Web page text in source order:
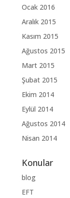
Ocak 2016
Aralık 2015
Kasım 2015
Ağustos 2015
Mart 2015
Şubat 2015
Ekim 2014
Eylül 2014
Ağustos 2014
Nisan 2014
Konular
blog
EFT